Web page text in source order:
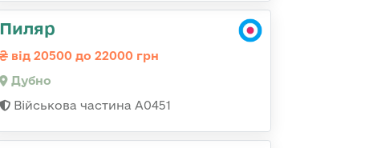
Пиляр
від 20500 до 22000 грн
Дубно
Військова частина А0451